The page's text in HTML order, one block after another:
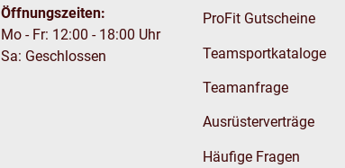
Öffnungszeiten:
Mo - Fr: 12:00 - 18:00 Uhr
Sa: Geschlossen
ProFit Gutscheine
Teamsportkataloge
Teamanfrage
Ausrüsterverträge
Häufige Fragen